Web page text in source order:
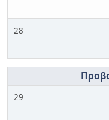
28
29